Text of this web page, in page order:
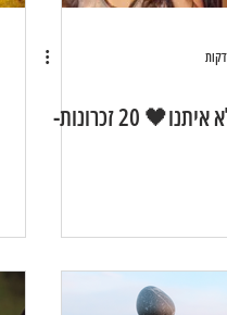
20 שנה שאתה לא איתנו🖤 20 זכרונות-